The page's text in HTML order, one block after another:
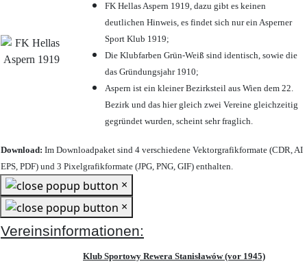
FK Hellas Aspern 1919, dazu gibt es keinen
deutlichen Hinweis, es findet sich nur ein Asperner
Sport Klub 1919;
Die Klubfarben Grün-Weiß sind identisch, sowie die
das Gründungsjahr 1910;
Aspern ist ein kleiner Bezirksteil aus Wien dem 22.
Bezirk und das hier gleich zwei Vereine gleichzeitig
gegründet wurden, scheint sehr fraglich.
Download: Im Downloadpaket sind 4 verschiedene Vektorgrafikformate (CDR, AI
EPS, PDF) und 3 Pixelgrafikformate (JPG, PNG, GIF) enthalten.
×
×
Vereinsinformationen:
Klub Sportowy Rewera Stanisławów (vor 1945)